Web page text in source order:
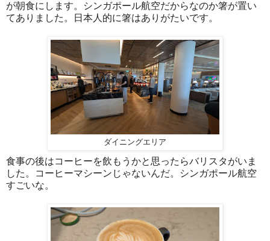
が朝食にします。シンガポール航空だからなのか箸が置い
てありました。日本人的に箸はありがたいです。
ダイニングエリア
食事の後はコーヒーを飲もうかと思ったらバリスタがいま
した。コーヒーマシーンじゃないんだ。シンガポール航空
すごいな。